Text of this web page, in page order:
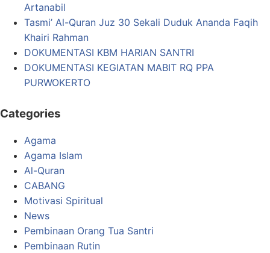
Artanabil
Tasmi’ Al-Quran Juz 30 Sekali Duduk Ananda Faqih
Khairi Rahman
DOKUMENTASI KBM HARIAN SANTRI
DOKUMENTASI KEGIATAN MABIT RQ PPA
PURWOKERTO
Categories
Agama
Agama Islam
Al-Quran
CABANG
Motivasi Spiritual
News
Pembinaan Orang Tua Santri
Pembinaan Rutin